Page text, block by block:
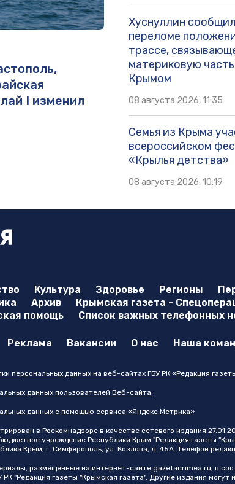
I изменил
Хуснуллин
переломе
трассе,
материковую
Крымом
08 августа 2026, 11:35
Семья из Крыма
всероссийском
«Крылья детства»
08 августа 2026, 10:19
Культура Здоровье Регионы
Архив Крымская газета -
помощь
Список важных телефонных
Реклама Вакансии О нас Наша
персональных данных на веб-сайтах ГБУ РК «Редакция
данных пользователей Веб-сайта.
данных с помощью сервиса «Яндекс.Метрика»
в Роскомнадзоре в качестве сетевого издания
учреждение Республики Крым "Редакция газеты
Крым, г. Симферополь, ул. Козлова, д. 45А. Телефон
размещённые на интернет-сайте gazetacrimea.ru, в
"Редакция газеты "Крымская газета". Другие издания